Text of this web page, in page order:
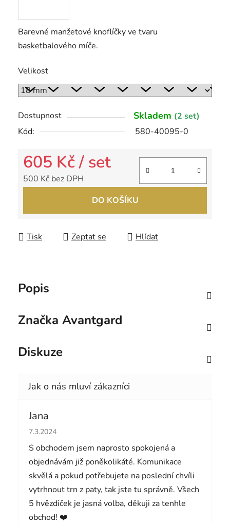
Barevné manžetové knoflíčky ve tvaru
basketbalového míče.
Velikost
Dostupnost Skladem (2 set)
Kód:
580-40095-0
605 Kč/ set
500 Kč bez DPH
DO KOŠÍKU
Tisk Zeptat se Hlídat
Popis
Značka Avantgard
Diskuze
Jana
Hodnocení obchodu je 5 z 5 hvězdiček.
7.3.2024
S obchodem jsem naprosto spokojená a
objednávám již poněkolikáté. Komunikace
skvělá a pokud potřebujete na poslední chvíli
vytrhnout trn z paty, tak jste tu správně. Všech
5 hvězdiček je jasná volba, děkuji za tenhle
obchod! ❤️